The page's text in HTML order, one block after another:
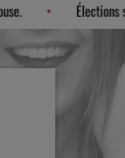
du Paysan Gascon